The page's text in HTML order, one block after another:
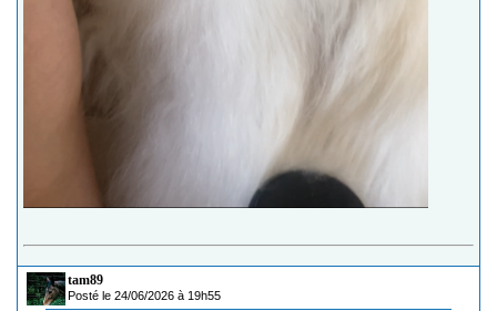
tam89
Posté le 24/06/2026 à 19h55